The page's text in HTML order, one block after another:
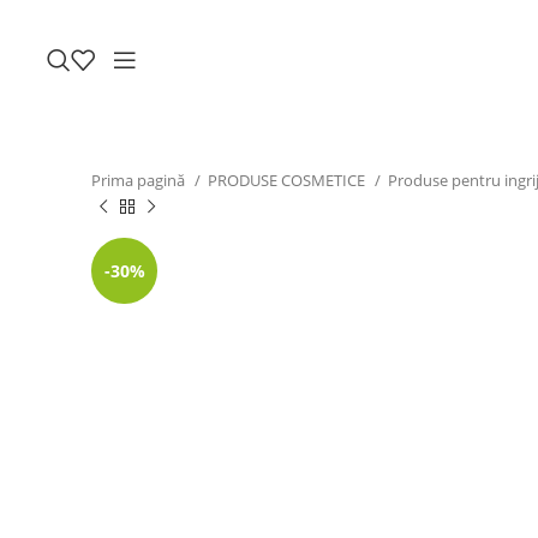
Prima pagină PRODUSE COSMETICE Produse pentru
-30%